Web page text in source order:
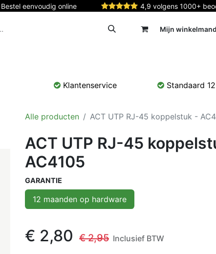
Bestel eenvoudig online 4,9 volgens 1000+
Mijn
Klantenservice Standaard
Alle producten ACT UTP RJ-45 koppelstuk -
ACT UTP RJ-45
AC4105
GARANTIE
12 maanden op hardware
€ 2,80 €2,95 Inclusief BTW